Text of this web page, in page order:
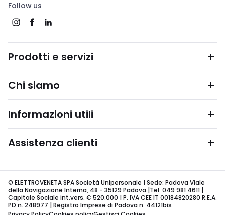
Follow us
Prodotti e servizi
Chi siamo
Informazioni utili
Assistenza clienti
© ELETTROVENETA SPA Società Unipersonale | Sede: Padova Viale
della Navigazione Interna, 48 - 35129 Padova |Tel. 049 981 4611 |
Capitale Sociale int.vers. € 520.000 | P. IVA CEE IT 00184820280 R.E.A.
PD n. 248977 | Registro Imprese di Padova n. 44121bis